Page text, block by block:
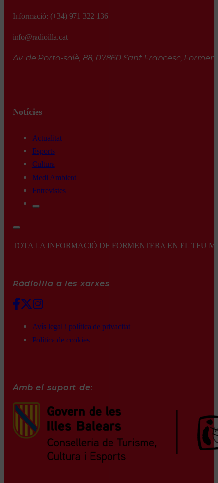
Informació: (+34) 971 322 136
info@radioilla.cat
Av. de Porto-salè, 88, 07860 Sant Francesc,
Notícies
Actualitat
Esports
Cultura
Medi Ambient
Entrevistes
TOTA LA INFORMACIÓ DE FORMENTERA EN EL TEU
Ràdioilla a les xarxes
Avís legal i política de privacitat
Política de cookies
Amb el suport de: